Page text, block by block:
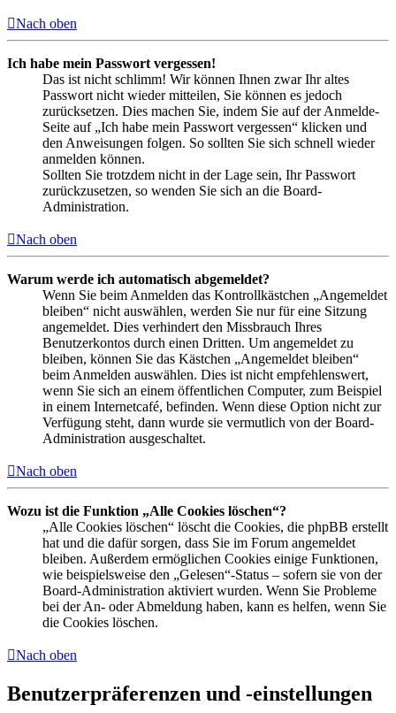
Nach oben
Ich habe mein Passwort vergessen!
Das ist nicht schlimm! Wir können Ihnen zwar Ihr altes
Passwort nicht wieder mitteilen, Sie können es jedoch
zurücksetzen. Dies machen Sie, indem Sie auf der Anmelde-
Seite auf „Ich habe mein Passwort vergessen“ klicken und
den Anweisungen folgen. So sollten Sie sich schnell wieder
anmelden können.
Sollten Sie trotzdem nicht in der Lage sein, Ihr Passwort
zurückzusetzen, so wenden Sie sich an die Board-
Administration.
Nach oben
Warum werde ich automatisch abgemeldet?
Wenn Sie beim Anmelden das Kontrollkästchen „Angemeldet
bleiben“ nicht auswählen, werden Sie nur für eine Sitzung
angemeldet. Dies verhindert den Missbrauch Ihres
Benutzerkontos durch einen Dritten. Um angemeldet zu
bleiben, können Sie das Kästchen „Angemeldet bleiben“
beim Anmelden auswählen. Dies ist nicht empfehlenswert,
wenn Sie sich an einem öffentlichen Computer, zum Beispiel
in einem Internetcafé, befinden. Wenn diese Option nicht zur
Verfügung steht, dann wurde sie vermutlich von der Board-
Administration ausgeschaltet.
Nach oben
Wozu ist die Funktion „Alle Cookies löschen“?
„Alle Cookies löschen“ löscht die Cookies, die phpBB erstellt
hat und die dafür sorgen, dass Sie im Forum angemeldet
bleiben. Außerdem ermöglichen Cookies einige Funktionen,
wie beispielsweise den „Gelesen“-Status – sofern sie von der
Board-Administration aktiviert wurden. Wenn Sie Probleme
bei der An- oder Abmeldung haben, kann es helfen, wenn Sie
die Cookies löschen.
Nach oben
Benutzerpräferenzen und -einstellungen